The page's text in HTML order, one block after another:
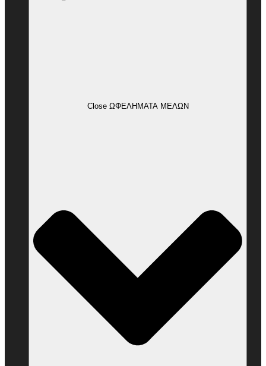
Close ΩΦΕΛΗΜΑΤΑ ΜΕΛΩΝ